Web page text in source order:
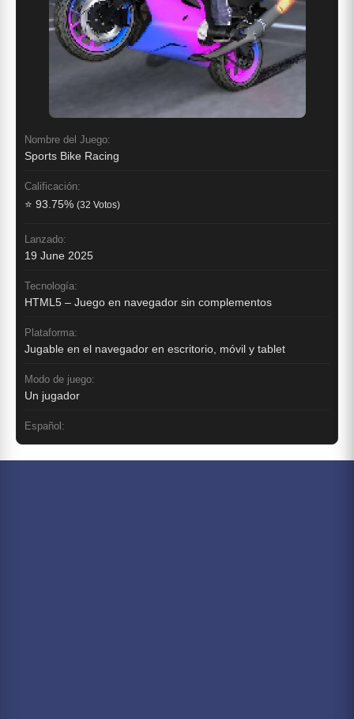
Nombre del Juego:
Sports Bike Racing
Calificación:
⭐ 93.75% (32 Votos)
Lanzado:
19 June 2025
Tecnología:
HTML5 – Juego en navegador sin complementos
Plataforma:
Jugable en el navegador en escritorio, móvil y tablet
Modo de juego:
Un jugador
Español: